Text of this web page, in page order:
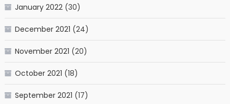
January 2022(30)
December 2021 (24)
November 2021 (20)
October 2021 (18)
September 2021 (17)